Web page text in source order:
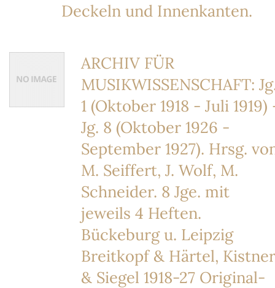
Deckeln und Innenkanten.
ARCHIV FÜR
MUSIKWISSENSCHAFT:
1 (Oktober 1918 - Juli 1919)
Jg. 8 (Oktober 1926 -
September 1927). Hrsg.
M. Seiffert, J. Wolf, M.
Schneider. 8 Jge. mit
jeweils 4 Heften.
Bückeburg u. Leipzig
Breitkopf & Härtel, Kistner
& Siegel 1918-27 Original-